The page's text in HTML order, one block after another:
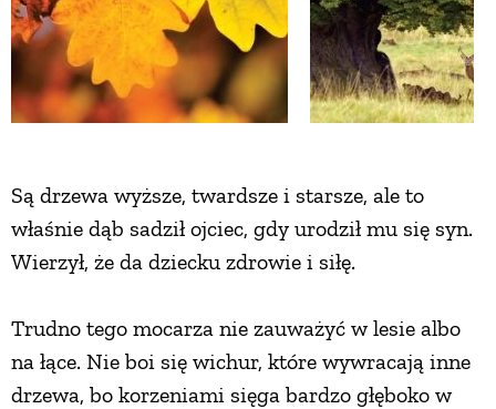
Są drzewa wyższe, twardsze i starsze, ale to
właśnie dąb sadził ojciec, gdy urodził mu się syn.
Wierzył, że da dziecku zdrowie i siłę.
Trudno tego mocarza nie zauważyć w lesie albo
na łące. Nie boi się wichur, które wywracają inne
drzewa, bo korzeniami sięga bardzo głęboko w
DLA DOMU
EKO ŻYCIE
ZWIERZĘTA DOMOWE
GRZYBY